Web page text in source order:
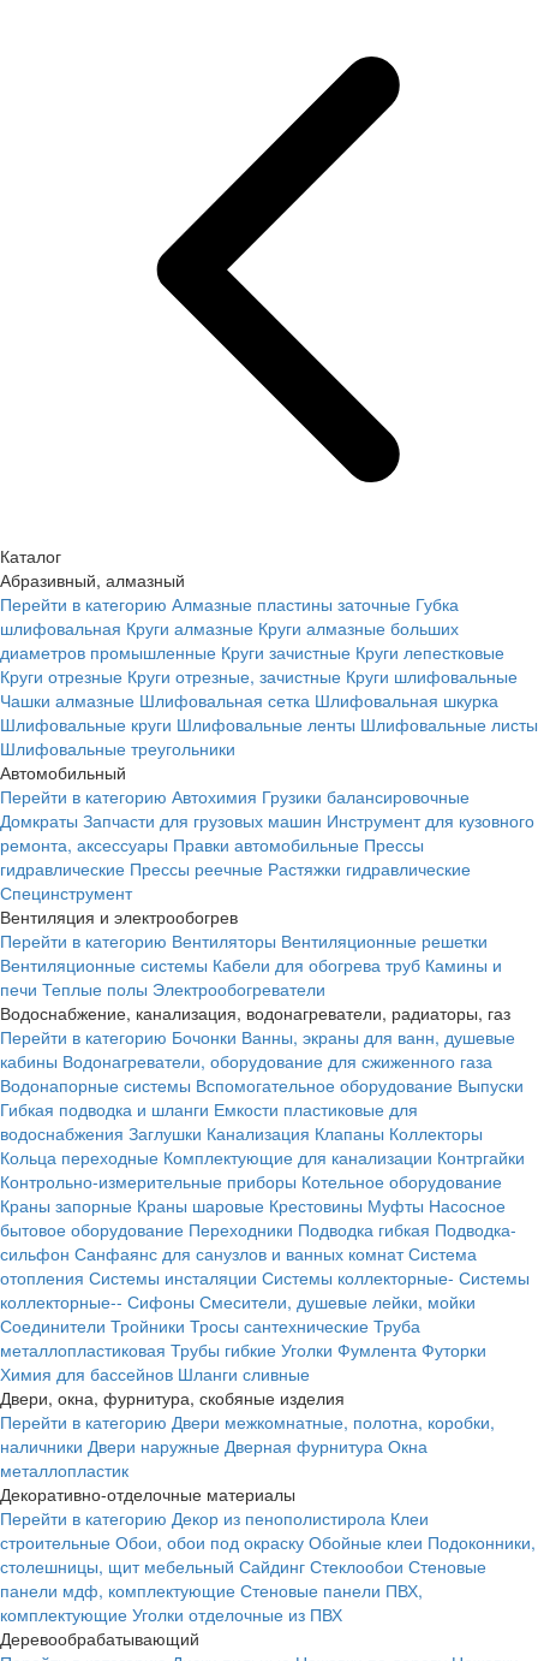
Каталог
Абразивный, алмазный
Перейти в категорию Алмазные пластины заточные Губка
шлифовальная Круги алмазные Круги алмазные больших
диаметров промышленные Круги зачистные Круги лепестковые
Круги отрезные Круги отрезные, зачистные Круги шлифовальные
Чашки алмазные Шлифовальная сетка Шлифовальная шкурка
Шлифовальные круги Шлифовальные ленты Шлифовальные листы
Шлифовальные треугольники
Автомобильный
Перейти в категорию Автохимия Грузики балансировочные
Домкраты Запчасти для грузовых машин Инструмент для кузовного
ремонта, аксессуары Правки автомобильные Прессы
гидравлические Прессы реечные Растяжки гидравлические
Специнструмент
Вентиляция и электрообогрев
Перейти в категорию Вентиляторы Вентиляционные решетки
Вентиляционные системы Кабели для обогрева труб Камины и
печи Теплые полы Электрообогреватели
Водоснабжение, канализация, водонагреватели, радиаторы, газ
Перейти в категорию Бочонки Ванны, экраны для ванн, душевые
кабины Водонагреватели, оборудование для сжиженного газа
Водонапорные системы Вспомогательное оборудование Выпуски
Гибкая подводка и шланги Емкости пластиковые для
водоснабжения Заглушки Канализация Клапаны Коллекторы
Кольца переходные Комплектующие для канализации Контргайки
Контрольно-измерительные приборы Котельное оборудование
Краны запорные Краны шаровые Крестовины Муфты Насосное
бытовое оборудование Переходники Подводка гибкая Подводка-
сильфон Санфаянс для санузлов и ванных комнат Система
отопления Системы инсталяции Системы коллекторные- Системы
коллекторные-- Сифоны Смесители, душевые лейки, мойки
Соединители Тройники Тросы сантехнические Труба
металлопластиковая Трубы гибкие Уголки Фумлента Футорки
Химия для бассейнов Шланги сливные
Двери, окна, фурнитура, скобяные изделия
Перейти в категорию Двери межкомнатные, полотна, коробки,
наличники Двери наружные Дверная фурнитура Окна
металлопластик
Декоративно-отделочные материалы
Перейти в категорию Декор из пенополистирола Клеи
строительные Обои, обои под окраску Обойные клеи Подоконники,
столешницы, щит мебельный Сайдинг Стеклообои Стеновые
панели мдф, комплектующие Стеновые панели ПВХ,
комплектующие Уголки отделочные из ПВХ
Деревообрабатывающий